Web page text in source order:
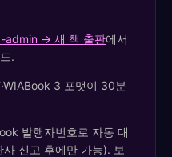
admin → 새 책 출판에서
.
3 포맷이 30분
발행자번호로 자동 대
신고 후에만 가능). 보